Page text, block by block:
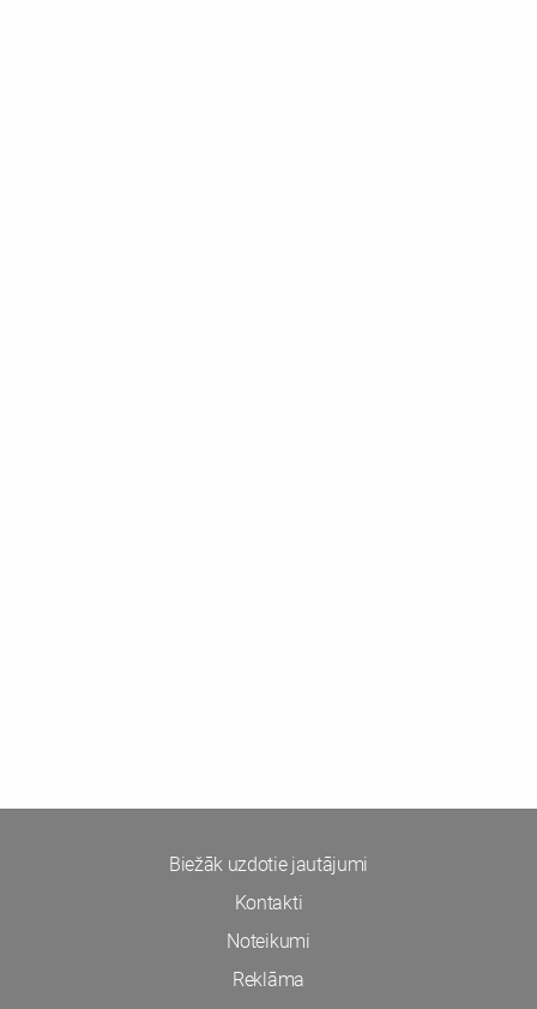
Biežāk uzdotie jautājumi
Kontakti
Noteikumi
Reklāma